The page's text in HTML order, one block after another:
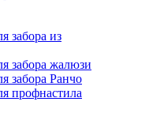
забора из
забора жалюзи
забора Ранчо
профнастила